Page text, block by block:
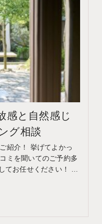
感と自然感じ
グ相談
紹介！ 挙げてよかっ
ミを聞いてのご予約多
てお任せください！ こ
ェア特典 特典内容
いただき、ご来館いた
フォトをプレゼント♪